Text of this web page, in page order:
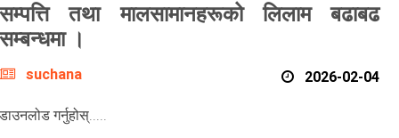
सम्पत्ति तथा मालसामानहरूको लिलाम बढाबढ
सम्बन्धमा ।
suchana 2026-02-04
डाउनलोड गर्नुहोस्.....